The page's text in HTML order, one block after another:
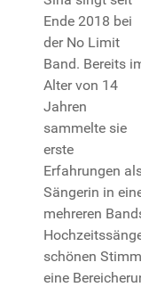
Ende 2018 bei
der No Limit
Band. Bereits
Alter von 14
Jahren
sammelte sie
erste
Erfahrungen
Sängerin in
mehreren
schönen
eine